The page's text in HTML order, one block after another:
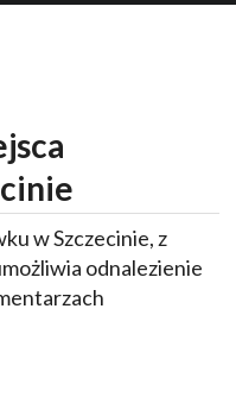
w Szczecinie, z
odnalezienie